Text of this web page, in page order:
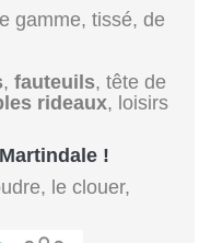
gamme, tissé, de
, fauteuils, tête de
rideaux, loisirs
!
le clouer,